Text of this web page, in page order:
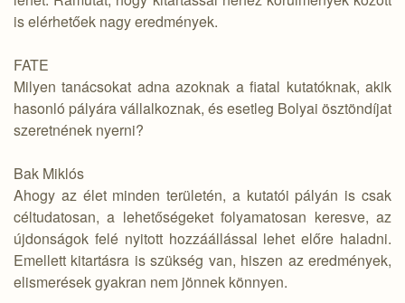
is elérhetőek nagy eredmények.
FATE
Milyen tanácsokat adna azoknak a fiatal kutatóknak, akik
hasonló pályára vállalkoznak, és esetleg Bolyai ösztöndíjat
szeretnének nyerni?
Bak Miklós
Ahogy az élet minden területén, a kutatói pályán is csak
céltudatosan, a lehetőségeket folyamatosan keresve, az
újdonságok felé nyitott hozzáállással lehet előre haladni.
Emellett kitartásra is szükség van, hiszen az eredmények,
elismerések gyakran nem jönnek könnyen.